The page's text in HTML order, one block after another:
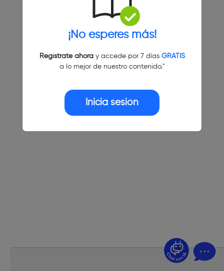
¡No esperes más!
Regístrate ahoray accede por 7 días GRATIS
a lo mejor de nuestro contenido."
Inicia sesión